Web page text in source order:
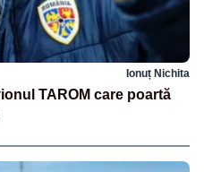
Ionuț Nichita
TAROM care poartă